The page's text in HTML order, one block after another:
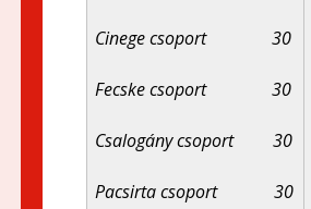
Cinege csoport 30
Fecske csoport 30
Csalogány csoport 30
Pacsirta csoport 30